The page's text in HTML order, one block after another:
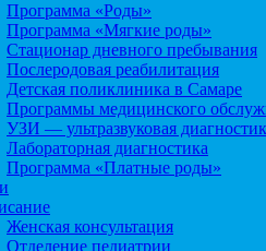
Программа «Роды»
Программа «Мягкие роды»
Стационар дневного пребывания
Послеродовая реабилитация
Детская поликлиника в Самаре
Программы медицинского
УЗИ — ультразвуковая
Лабораторная диагностика
Программа «Платные роды»
Женская консультация
Отделение педиатрии